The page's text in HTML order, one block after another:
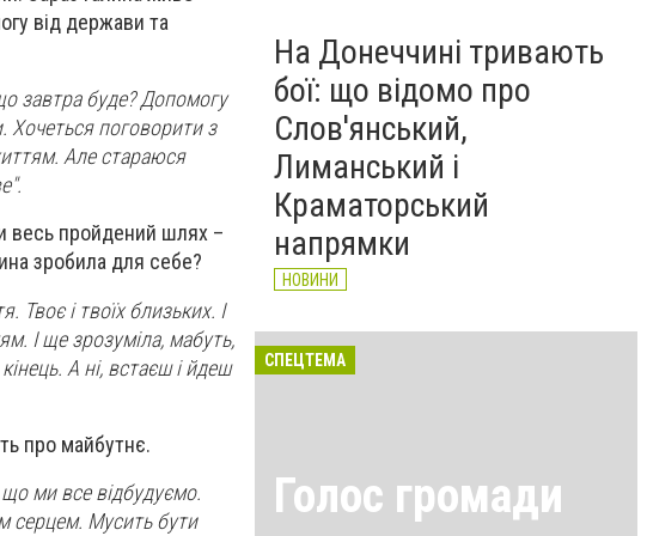
від держави та
завтра буде? Допомогу
Хочеться поговорити з
Але стараюся
весь пройдений шлях –
зробила для себе?
Твоє і твоїх близьких. І
І ще зрозуміла, мабуть,
А ні, встаєш і йдеш
про майбутнє.
ми все відбудуємо.
серцем. Мусить бути
На Донеччині тривають
бої: що відомо про
Слов'янський,
Лиманський і
Краматорський
напрямки
НОВИНИ
СПЕЦТЕМА
Голос громади